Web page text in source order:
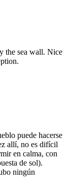
the sea wall. Nice
puede hacerse
allí, no es difícil
en calma, con
de sol).
ningún